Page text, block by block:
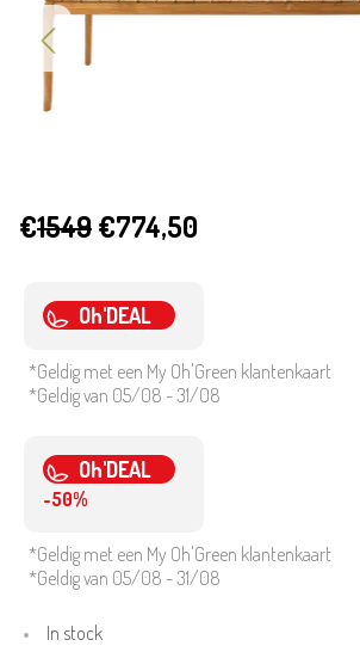
€1549€774,50
Oh'DEAL
*Geldig met een My Oh'Green klantenkaart
*Geldig van 05/08 - 31/08
Oh'DEAL
-50%
*Geldig met een My Oh'Green klantenkaart
*Geldig van 05/08 - 31/08
In stock